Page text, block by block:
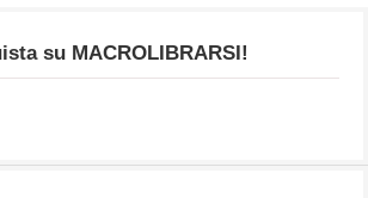
su MACROLIBRARSI!